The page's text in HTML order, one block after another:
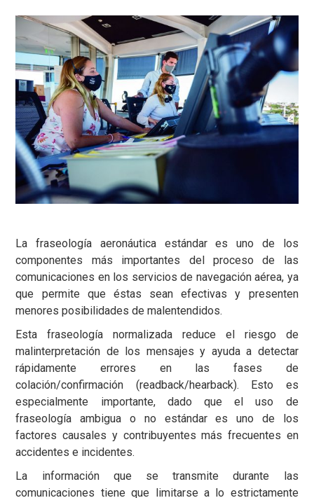
La fraseología aeronáutica estándar es uno de los
componentes más importantes del proceso de las
comunicaciones en los servicios de navegación aérea, ya
que permite que éstas sean efectivas y presenten
menores posibilidades de malentendidos.
Esta fraseología normalizada reduce el riesgo de
malinterpretación de los mensajes y ayuda a detectar
rápidamente errores en las fases de
colación/confirmación (readback/hearback). Esto es
especialmente importante, dado que el uso de
fraseología ambigua o no estándar es uno de los
factores causales y contribuyentes más frecuentes en
accidentes e incidentes.
La información que se transmite durante las
comunicaciones tiene que limitarse a lo estrictamente